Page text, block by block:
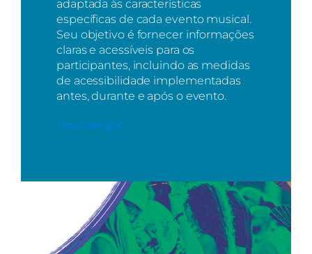
adaptada às características
específicas de cada evento musical.
Seu objetivo é fornecer informações
claras e acessíveis para os
participantes, incluindo as medidas
de acessibilidade implementadas
antes, durante e após o evento.
Descarregar